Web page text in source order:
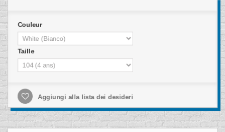
Couleur
Taille
Aggiungi alla lista dei desideri